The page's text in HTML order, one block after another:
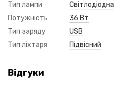
Тип лампи
Світлодіодна
Потужність
36 Вт
Тип заряду
USB
Тип ліхтаря
Підвісний
Відгуки